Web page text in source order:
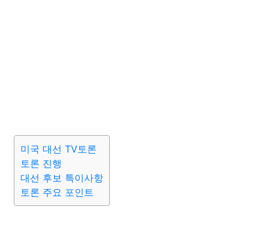
미국 대선 TV토론
토론 진행
대선 후보 특이사항
토론 주요 포인트